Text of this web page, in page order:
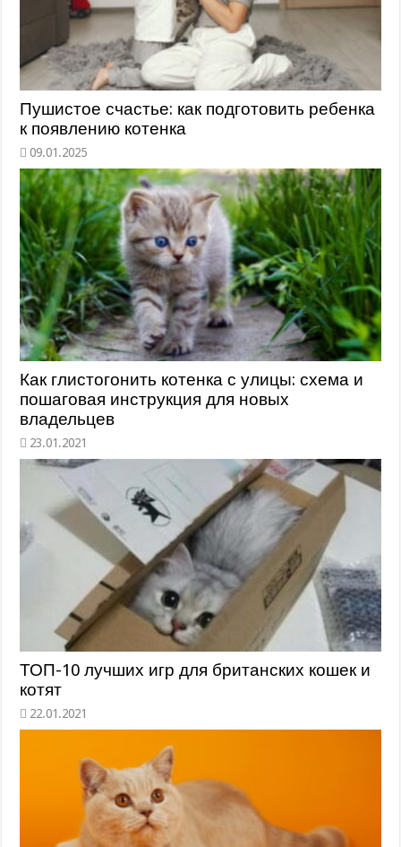
Пушистое счастье: как подготовить ребенка
к появлению котенка
Как глистогонить котенка с улицы: схема и
пошаговая инструкция для новых
владельцев
ТОП-10 лучших игр для британских кошек и
котят